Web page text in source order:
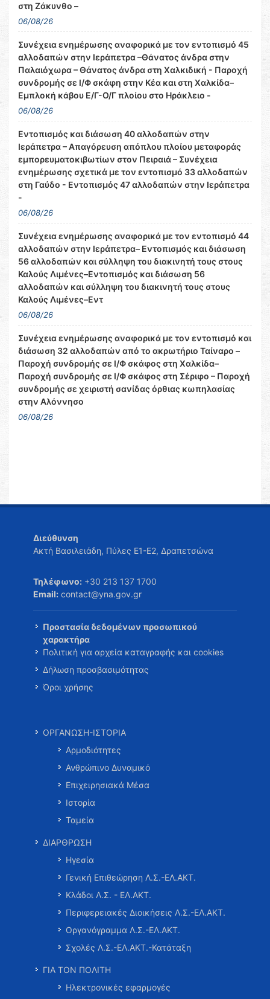
στη Ζάκυνθο –
06/08/26
Συνέχεια ενημέρωσης αναφορικά με τον εντοπισμό 45
αλλοδαπών στην Ιεράπετρα –Θάνατος άνδρα στην
Παλαιόχωρα – Θάνατος άνδρα στη Χαλκιδική - Παροχή
συνδρομής σε Ι/Φ σκάφη στην Κέα και στη Χαλκίδα–
Εμπλοκή κάβου Ε/Γ-Ο/Γ πλοίου στο Ηράκλειο -
06/08/26
Εντοπισμός και διάσωση 40 αλλοδαπών στην
Ιεράπετρα – Απαγόρευση απόπλου πλοίου μεταφοράς
εμπορευματοκιβωτίων στον Πειραιά – Συνέχεια
ενημέρωσης σχετικά με τον εντοπισμό 33 αλλοδαπών
στη Γαύδο - Εντοπισμός 47 αλλοδαπών στην Ιεράπετρα
-
06/08/26
Συνέχεια ενημέρωσης αναφορικά με τον εντοπισμό 44
αλλοδαπών στην Ιεράπετρα– Εντοπισμός και διάσωση
56 αλλοδαπών και σύλληψη του διακινητή τους στους
Καλούς Λιμένες–Εντοπισμός και διάσωση 56
αλλοδαπών και σύλληψη του διακινητή τους στους
Καλούς Λιμένες–Εντ
06/08/26
Συνέχεια ενημέρωσης αναφορικά με τον εντοπισμό και
διάσωση 32 αλλοδαπών από το ακρωτήριο Ταίναρο –
Παροχή συνδρομής σε Ι/Φ σκάφος στη Χαλκίδα–
Παροχή συνδρομής σε Ι/Φ σκάφος στη Σέριφο – Παροχή
συνδρομής σε χειριστή σανίδας όρθιας κωπηλασίας
στην Αλόννησο
06/08/26
Διεύθυνση
Ακτή Βασιλειάδη, Πύλες Ε1-Ε2, Δραπετσώνα
Τηλέφωνο: +30 213 137 1700
Email: contact@yna.gov.gr
Προστασία δεδομένων προσωπικού
χαρακτήρα
Πολιτική για αρχεία καταγραφής και cookies
Δήλωση προσβασιμότητας
Όροι χρήσης
ΟΡΓΑΝΩΣΗ-ΙΣΤΟΡΙΑ
Αρμοδιότητες
Ανθρώπινο Δυναμικό
Επιχειρησιακά Μέσα
Ιστορία
Ταμεία
ΔΙΑΡΘΡΩΣΗ
Ηγεσία
Γενική Επιθεώρηση Λ.Σ.-ΕΛ.ΑΚΤ.
Κλάδοι Λ.Σ. - ΕΛ.ΑΚΤ.
Περιφερειακές Διοικήσεις Λ.Σ.-ΕΛ.ΑΚΤ.
Οργανόγραμμα Λ.Σ.-ΕΛ.ΑΚΤ.
Σχολές Λ.Σ.-ΕΛ.ΑΚΤ.-Κατάταξη
ΓΙΑ ΤΟΝ ΠΟΛΙΤΗ
Ηλεκτρονικές εφαρμογές